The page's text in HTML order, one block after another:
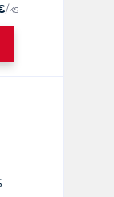
/ks